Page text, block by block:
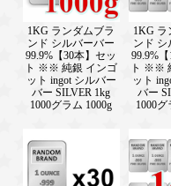
1KG ランダムブラ
ンド シルバーバー
99.9%【30本】セッ
ト ※※ 純銀 インゴ
ット ingot シルバー
バー SILVER 1kg
1000グラム 1000g
1KG ラ
ンド シ
99.9%
ト ※※
ット
バー
1000グ